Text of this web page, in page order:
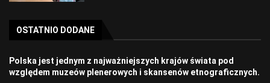
OSTATNIO DODANE
Polska jest jednym z najważniejszych krajów świata pod
względem muzeów plenerowych i skansenów etnograficznych.